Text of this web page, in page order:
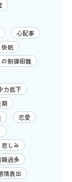
心配事
快眠
の制御困難
力低下
恋愛
悲しみ
報過多
情表出